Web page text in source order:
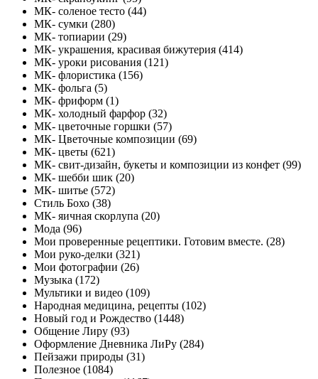
МК- соленое тесто (44)
МК- сумки (280)
МК- топиарии (29)
МК- украшения, красивая бижутерия (414)
МК- уроки рисования (121)
МК- флористика (156)
МК- фольга (5)
МК- фриформ (1)
МК- холодный фарфор (32)
МК- цветочные горшки (57)
МК- Цветочные композиции (69)
МК- цветы (621)
МК- свит-дизайн, букеты и композиции из конфет (99)
МК- шебби шик (20)
МК- шитье (572)
Стиль Бохо (38)
МК- яичная скорлупа (20)
Мода (96)
Мои проверенные рецептики. Готовим вместе. (28)
Мои руко-делки (321)
Мои фотографии (26)
Музыка (172)
Мультики и видео (109)
Народная медицина, рецепты (102)
Новый год и Рождество (1448)
Общение Лиру (93)
Оформление Дневника ЛиРу (284)
Пейзажи природы (31)
Полезное (1084)